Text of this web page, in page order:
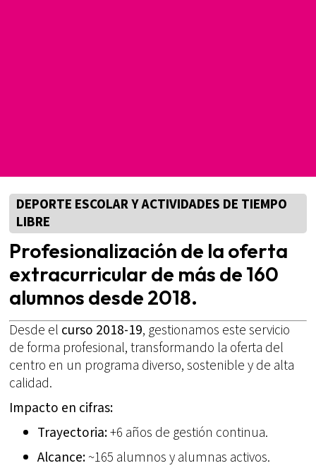
DEPORTE ESCOLAR Y ACTIVIDADES DE TIEMPO
LIBRE
Profesionalización de la oferta
extracurricular de más de 160
alumnos desde 2018.
Desde el curso 2018-19, gestionamos este servicio
de forma profesional, transformando la oferta del
centro en un programa diverso, sostenible y de alta
calidad.
Impacto en cifras:
Trayectoria:+6 años de gestión continua.
Alcance:~165 alumnos y alumnas activos.